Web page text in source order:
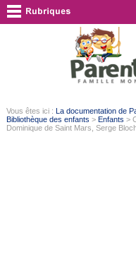
Vous êtes ici : La documentation de
Bibliothèque des enfants > Enfants >
Dominique de Saint Mars, Serge